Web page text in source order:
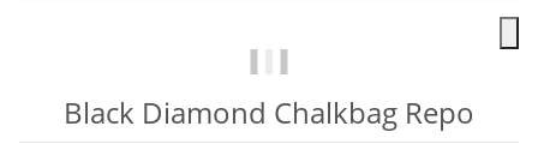
Black Diamond Chalkbag Repo